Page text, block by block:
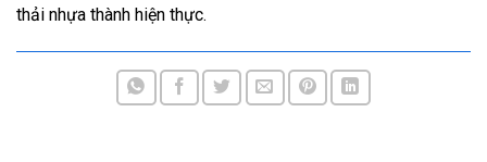
thải nhựa thành hiện thực.